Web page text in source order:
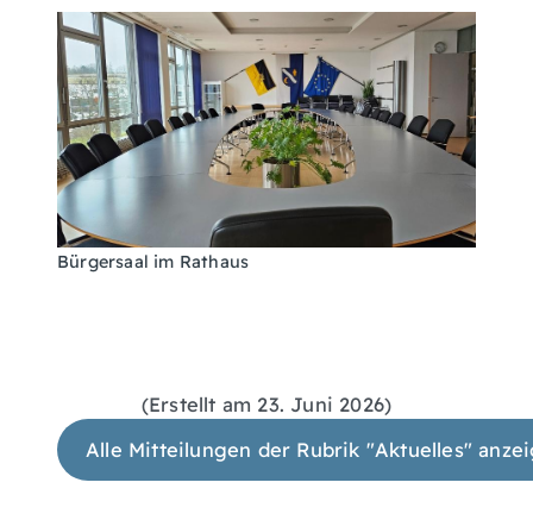
Bürgersaal im Rathaus
(Erstellt am 23. Juni 2026)
Alle Mitteilungen der Rubrik "Aktuelles"